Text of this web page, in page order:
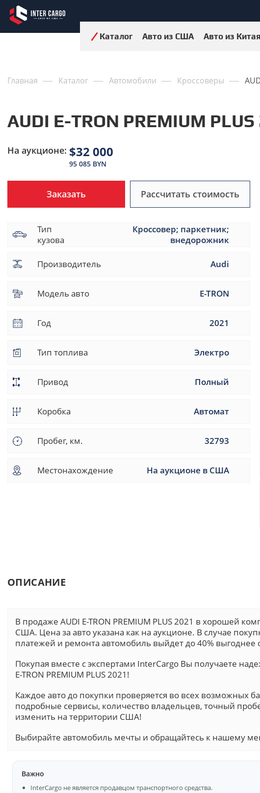
Каталог Авто из США Авто из Китая
Главная Каталог Автомобили Кроссоверы
AUDI E-TRON PREMIUM PLUS
На аукционе: $32 000
95 085 BYN
Заказать Рассчитать стоимость
Тип
кузова
Кроссовер; паркетник;
внедорожник
Производитель Audi
Модель авто E-TRON
Год 2021
Тип топлива Электро
Привод Полный
Коробка Автомат
Пробег, км. 32793
Местонахождение На аукционе в США
ОПИСАНИЕ
В продаже AUDI E-TRON PREMIUM PLUS 2021 в хорошей
США. Цена за авто указана как на аукционе. В случае
платежей и ремонта автомобиль выйдет до 40% выгоднее
Покупая вместе с экспертами InterCargo Вы получаете
E-TRON PREMIUM PLUS 2021!
Каждое авто до покупки проверяется во всех возможных
подробные сервисы, количество владельцев, точный
изменить на территории США!
Выбирайте автомобиль мечты и обращайтесь к нашему
Важно
InterCargo не является продавцом транспортного средства.